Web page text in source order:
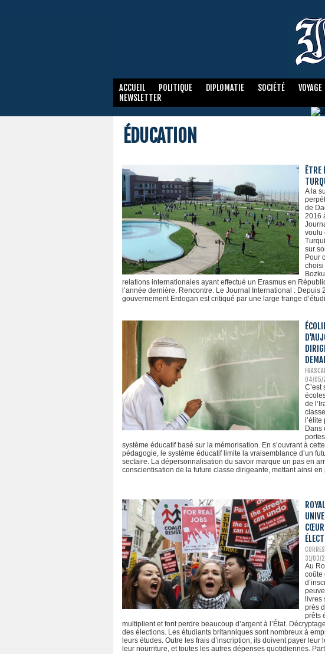
ACCUEIL POLITIQUE DIPLOMATIE SOCIÉTÉ VOYAGE
NEWSLETTER
ÉDUCATION
ÊTRE
A la
de
2016
voulu
sur
Pour
choisi
relations internationales ayant effectué un Erasmus en
l’année dernière. Rencontre. Le Journal International : Depuis
gouvernement Erdogan est critiqué par une large frange
04/05/
C’est
de
Dans
système éducatif basé sur la mémorisation. En s’ouvrant à
pédagogie, le système éducatif limite la vraisemblance d’un
sectaire. La dépersonnalisation du savoir marque un pas en
conscientisation de la future classe dirigeante, mettant ainsi en
31/03/
Au
coûte
livres
près
prêts
multiplient et font perdre beaucoup d’argent à l’État.
des élections. Les étudiants britanniques sont nombreux à
leurs études. Outre les frais d’inscription, ils doivent payer leur
leur nourriture, et toutes les autres dépenses quotidiennes.